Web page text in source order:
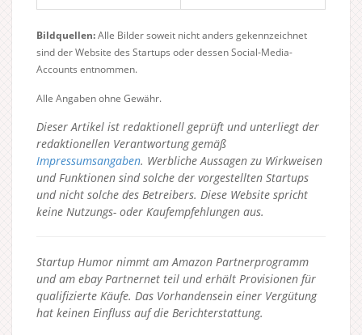
Bildquellen:Alle Bilder soweit nicht anders gekennzeichnet
sind der Website des Startups oder dessen Social-Media-
Accounts entnommen.
Alle Angaben ohne Gewähr.
Dieser Artikel ist redaktionell geprüft und unterliegt der
redaktionellen Verantwortung gemäß
Impressumsangaben. Werbliche Aussagen zu Wirkweisen
und Funktionen sind solche der vorgestellten Startups
und nicht solche des Betreibers. Diese Website spricht
keine Nutzungs- oder Kaufempfehlungen aus.
Startup Humor nimmt am Amazon Partnerprogramm
und am ebay Partnernet teil und erhält Provisionen für
qualifizierte Käufe. Das Vorhandensein einer Vergütung
hat keinen Einfluss auf die Berichterstattung.